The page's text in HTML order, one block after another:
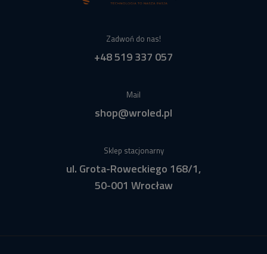
Zadwoń do nas!
+48 519 337 057
Mail
shop@wroled.pl
Sklep stacjonarny
ul. Grota-Roweckiego 168/1,
50-001 Wrocław